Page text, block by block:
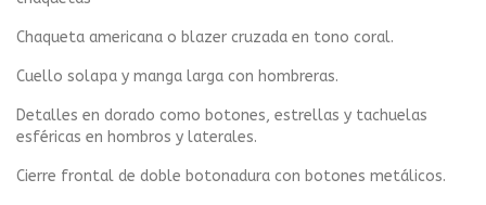
Chaqueta americana o blazer cruzada en tono coral.
Cuello solapa y manga larga con hombreras.
Detalles en dorado como botones, estrellas y tachuelas
esféricas en hombros y laterales.
Cierre frontal de doble botonadura con botones metálicos.